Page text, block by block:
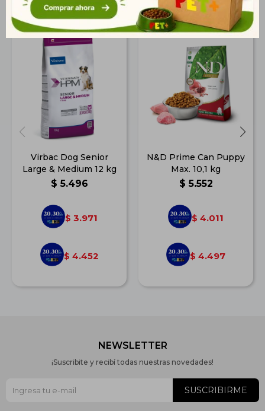
Virbac Dog Senior
Large & Medium 12 kg
$ 5.496
$ 3.971
$ 4.452
N&D Prime Can Puppy
Max. 10,1 kg
$ 5.552
$ 4.011
$ 4.497
NEWSLETTER
¡Suscribite y recibí todas nuestras novedades!
SUSCRIBIRME